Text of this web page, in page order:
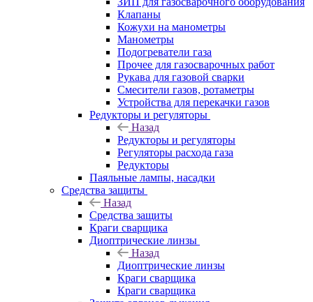
Клапаны
Кожухи на манометры
Манометры
Подогреватели газа
Прочее для газосварочных работ
Рукава для газовой сварки
Смесители газов, ротаметры
Устройства для перекачки газов
Редукторы и регуляторы
Назад
Редукторы и регуляторы
Регуляторы расхода газа
Редукторы
Паяльные лампы, насадки
Средства защиты
Назад
Средства защиты
Краги сварщика
Диоптрические линзы
Назад
Диоптрические линзы
Краги сварщика
Краги сварщика